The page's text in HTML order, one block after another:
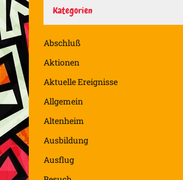
Kategorien
Abschluß
Aktionen
Aktuelle Ereignisse
Allgemein
Altenheim
Ausbildung
Ausflug